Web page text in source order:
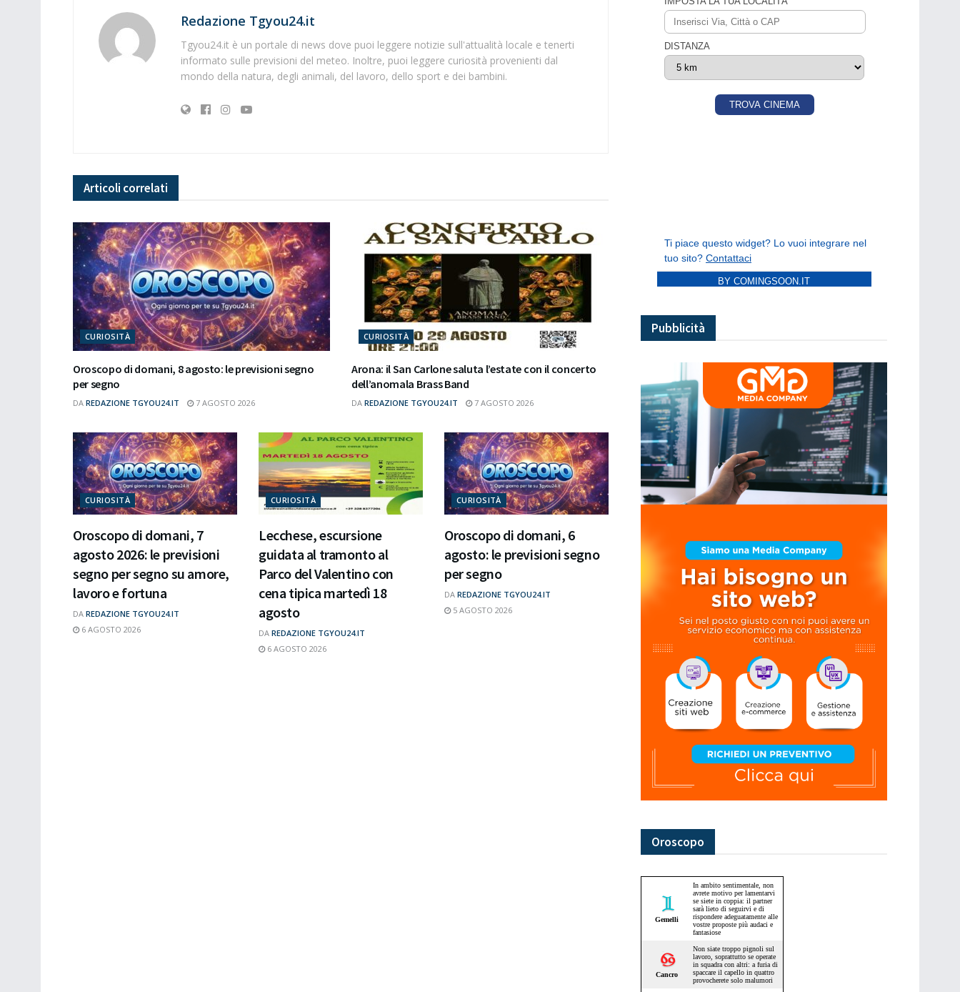
Redazione Tgyou24.it
Tgyou24.it è un portale di news dove puoi leggere notizie sull'attualità locale e tenerti
informato sulle previsioni del meteo. Inoltre, puoi leggere curiosità provenienti dal
mondo della natura, degli animali, del lavoro, dello sport e dei bambini.
Articoli correlati
CURIOSITÀ
Oroscopo di domani, 8 agosto: le previsioni segno
per segno
DA REDAZIONE TGYOU24.IT 7 AGOSTO 2026
CURIOSITÀ
Arona: il San Carlone saluta l’estate con il concerto
dell’anomala Brass Band
DA REDAZIONE TGYOU24.IT 7 AGOSTO 2026
CURIOSITÀ
Oroscopo di domani, 7
agosto 2026: le previsioni
segno per segno su amore,
lavoro e fortuna
DA REDAZIONE TGYOU24.IT
6 AGOSTO 2026
CURIOSITÀ
Lecchese, escursione
guidata al tramonto al
Parco del Valentino con
cena tipica martedì 18
agosto
DA REDAZIONE TGYOU24.IT
6 AGOSTO 2026
CURIOSITÀ
Oroscopo di domani, 6
agosto: le previsioni segno
per segno
DA REDAZIONE TGYOU24.IT
5 AGOSTO 2026
BY COMINGSOON.IT
Pubblicità
Oroscopo